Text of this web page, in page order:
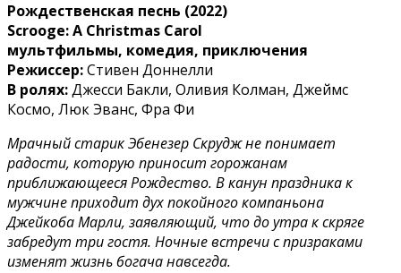
Рождественская песнь (2022)
Scrooge: A Christmas Carol
мультфильмы, комедия, приключения
Режиссер:Стивен Доннелли
В ролях:Джесси Бакли, Оливия Колман, Джеймс
Космо, Люк Эванс, Фра Фи
Мрачный старик Эбенезер Скрудж не понимает
радости, которую приносит горожанам
приближающееся Рождество. В канун праздника к
мужчине приходит дух покойного компаньона
Джейкоба Марли, заявляющий, что до утра к скряге
забредут три гостя. Ночные встречи с призраками
изменят жизнь богача навсегда.